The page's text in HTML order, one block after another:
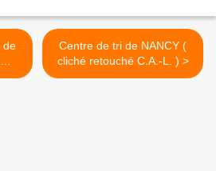
Centre de tri de NANCY (
cliché retouché C.A.-L. ) >